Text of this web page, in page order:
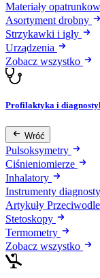
Materiały
Asortyment drobny
Strzykawki i igły
Urządzenia
Zobacz wszystko
Profilaktyka i
Wróć
Pulsoksymetry
Ciśnieniomierze
Inhalatory
Instrumenty
Artykuły
Stetoskopy
Termometry
Zobacz wszystko